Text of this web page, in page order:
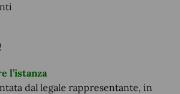
l’istanza
dal legale rappresentante, in